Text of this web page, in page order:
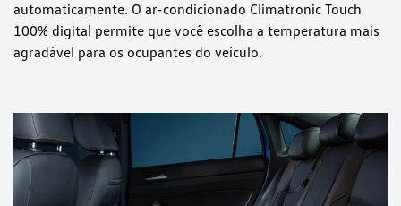
automaticamente. O ar-condicionado Climatronic Touch
100% digital permite que você escolha a temperatura mais
agradável para os ocupantes do veículo.